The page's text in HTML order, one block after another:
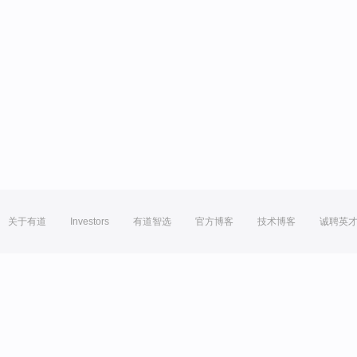
关于有道 Investors 有道智选 官方博客 技术博客 诚聘英才